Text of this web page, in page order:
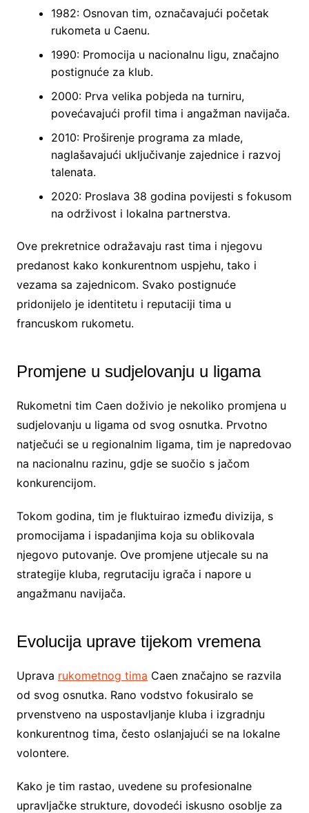
1982: Osnovan tim, označavajući početak
rukometa u Caenu.
1990: Promocija u nacionalnu ligu, značajno
postignuće za klub.
2000: Prva velika pobjeda na turniru,
povećavajući profil tima i angažman navijača.
2010: Proširenje programa za mlade,
naglašavajući uključivanje zajednice i razvoj
talenata.
2020: Proslava 38 godina povijesti s fokusom
na održivost i lokalna partnerstva.
Ove prekretnice odražavaju rast tima i njegovu
predanost kako konkurentnom uspjehu, tako i
vezama sa zajednicom. Svako postignuće
pridonijelo je identitetu i reputaciji tima u
francuskom rukometu.
Promjene u sudjelovanju u ligama
Rukometni tim Caen doživio je nekoliko promjena u
sudjelovanju u ligama od svog osnutka. Prvotno
natječući se u regionalnim ligama, tim je napredovao
na nacionalnu razinu, gdje se suočio s jačom
konkurencijom.
Tokom godina, tim je fluktuirao između divizija, s
promocijama i ispadanjima koja su oblikovala
njegovo putovanje. Ove promjene utjecale su na
strategije kluba, regrutaciju igrača i napore u
angažmanu navijača.
Evolucija uprave tijekom vremena
Uprava rukometnog tima Caen značajno se razvila
od svog osnutka. Rano vodstvo fokusiralo se
prvenstveno na uspostavljanje kluba i izgradnju
konkurentnog tima, često oslanjajući se na lokalne
volontere.
Kako je tim rastao, uvedene su profesionalne
upravljačke strukture, dovodeći iskusno osoblje za